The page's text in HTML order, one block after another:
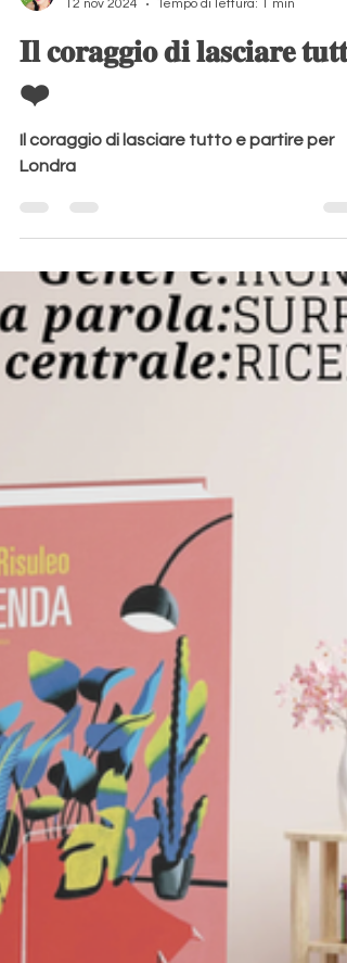
Aurora Redville
12 nov 2024
Tempo di lettura: 1 min
𝐈𝐥 𝐜𝐨𝐫𝐚𝐠𝐠𝐢𝐨 𝐝𝐢 𝐥𝐚𝐬𝐜𝐢𝐚𝐫𝐞 𝐭𝐮𝐭𝐭𝐨
❤️
Il coraggio di lasciare tutto e partire per
Londra